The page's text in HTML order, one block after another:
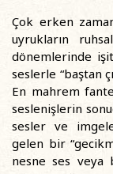
Çok erken
uyrukların
dönemlerinde
seslerle “baştan
En mahrem
seslenişlerin
sesler ve
gelen bir
nesne ses veya